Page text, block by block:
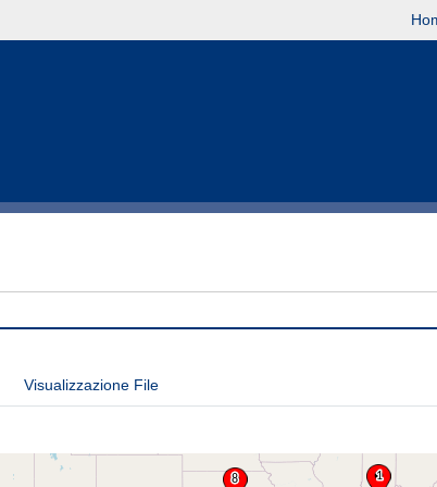
Visualizzazione File